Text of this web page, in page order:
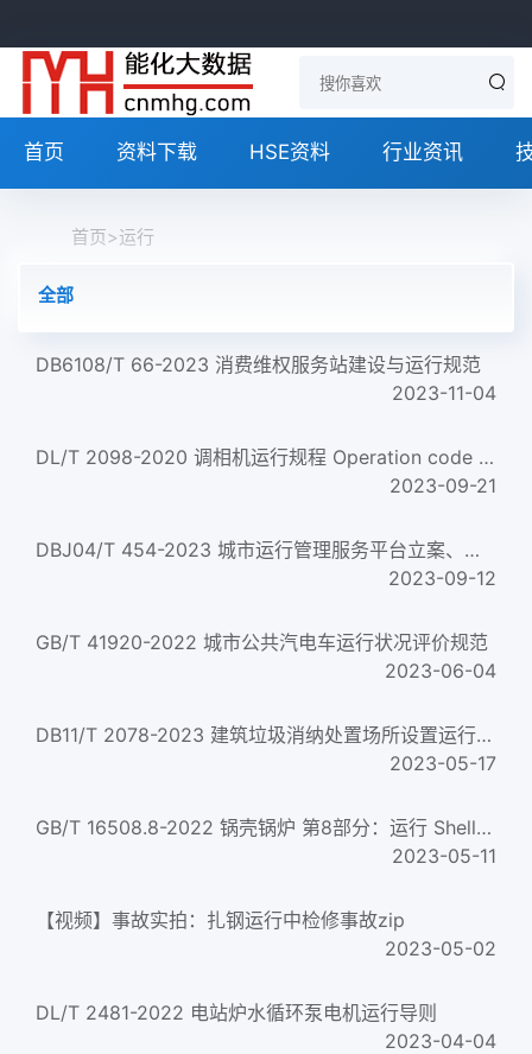
首页 资料下载 HSE资料 行业资讯
首页>运行
全部
DB6108/T 66-2023 消费维权服务站建设与运行规范
2023-11-04
DL/T 2098-2020 调相机运行规程 Operation code for condenser unit
2023-09-21
DBJ04/T 454-2023 城市运行管理服务平台立案、处置和结案标准
2023-09-12
GB/T 41920-2022 城市公共汽电车运行状况评价规范
2023-06-04
DB11/T 2078-2023 建筑垃圾消纳处置场所设置运行规范
2023-05-17
GB/T 16508.8-2022 锅壳锅炉 第8部分：运行 Shell boilers- Part 8: Operation
2023-05-11
【视频】事故实拍：扎钢运行中检修事故zip
2023-05-02
DL/T 2481-2022 电站炉水循环泵电机运行导则
2023-04-04